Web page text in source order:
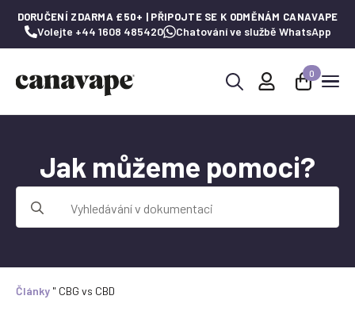
DORUČENÍ ZDARMA £50+ | PŘIPOJTE SE K ODMĚNÁM CANAVAPE
Volejte +44 1608 485420 Chatování ve službě WhatsApp
0
Jak můžeme pomoci?
Články " CBG vs CBD